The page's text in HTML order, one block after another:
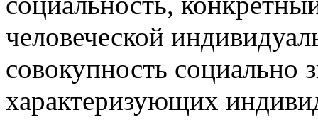
человеческой
совокупность социально
характеризующих